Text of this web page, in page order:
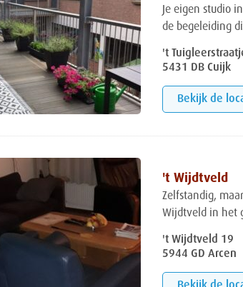
Je eigen studio
de begeleiding
't
5431 DB Cuijk
Bekijk de
't Wijdtveld
Zelfstandig,
Wijdtveld in het
't Wijdtveld 19
5944 GD Arcen